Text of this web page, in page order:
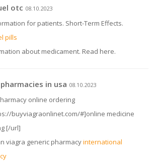
otc 08.10.2023
for patients. Short-Term Effects.
pills
about medicament. Read here.
in usa 08.10.2023
online ordering
buyviagraonlinet.com/#]online medicine
[/url]
viagra generic pharmacyinternational